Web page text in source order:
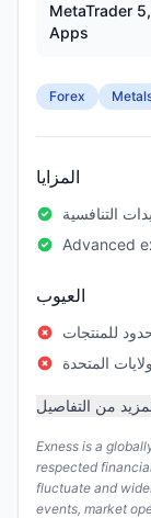
MetaTrader
Apps
Forex
المزايا
التنافسية
Advanced
العيوب
للمنتجات
المتحدة
من التفاصيل
Exness is a
respected
fluctuate and
events, market